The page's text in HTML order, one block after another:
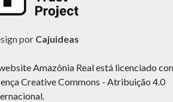
por Cajuideas
Amazônia Real está licenciado
Creative Commons - Atribuição 4.0